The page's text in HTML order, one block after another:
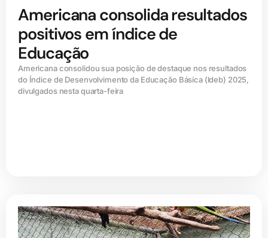
Americana consolida resultados
positivos em índice de
Educação
Americana consolidou sua posição de destaque nos resultados
do Índice de Desenvolvimento da Educação Básica (ldeb) 2025,
divulgados nesta quarta-feira